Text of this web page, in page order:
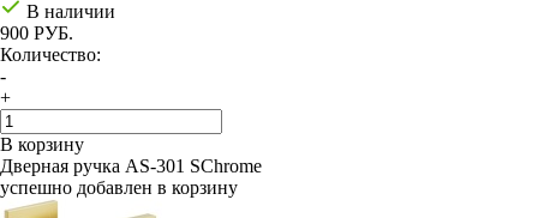
В наличии
900 РУБ.
Количество:
-
+
В корзину
Дверная ручка AS-301 SChrome
успешно добавлен в корзину